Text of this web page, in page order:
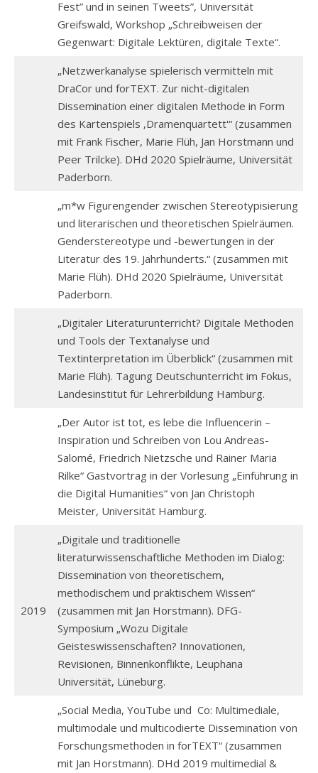
Fest” und in seinen Tweets”, Universität
Greifswald, Workshop „Schreibweisen der
Gegenwart: Digitale Lektüren, digitale Texte“.
„Netzwerkanalyse spielerisch vermitteln mit
DraCor und forTEXT. Zur nicht-digitalen
Dissemination einer digitalen Methode in Form
des Kartenspiels ‚Dramenquartett'“ (zusammen
mit Frank Fischer, Marie Flüh, Jan Horstmann und
Peer Trilcke). DHd 2020 Spielräume, Universität
Paderborn.
„m*w Figurengender zwischen Stereotypisierung
und literarischen und theoretischen Spielräumen.
Genderstereotype und -bewertungen in der
Literatur des 19. Jahrhunderts.“ (zusammen mit
Marie Flüh). DHd 2020 Spielräume, Universität
Paderborn.
„Digitaler Literaturunterricht? Digitale Methoden
und Tools der Textanalyse und
Textinterpretation im Überblick“ (zusammen mit
Marie Flüh). Tagung Deutschunterricht im Fokus,
Landesinstitut für Lehrerbildung Hamburg.
„Der Autor ist tot, es lebe die Influencerin –
Inspiration und Schreiben von Lou Andreas-
Salomé, Friedrich Nietzsche und Rainer Maria
Rilke“ Gastvortrag in der Vorlesung „Einführung in
die Digital Humanities“ von Jan Christoph
Meister, Universität Hamburg.
2019
„Digitale und traditionelle
literaturwissenschaftliche Methoden im Dialog:
Dissemination von theoretischem,
methodischem und praktischem Wissen“
(zusammen mit Jan Horstmann). DFG-
Symposium „Wozu Digitale
Geisteswissenschaften? Innovationen,
Revisionen, Binnenkonflikte, Leuphana
Universität, Lüneburg.
„Social Media, YouTube und Co: Multimediale,
multimodale und multicodierte Dissemination von
Forschungsmethoden in forTEXT“ (zusammen
mit Jan Horstmann). DHd 2019 multimedial &